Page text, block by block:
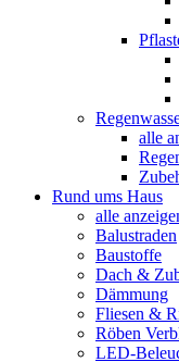
alle
Rund ums Haus
alle
Balustraden
Baustoffe
Dach &
Dämmung
Fliesen &
Röben
LED-